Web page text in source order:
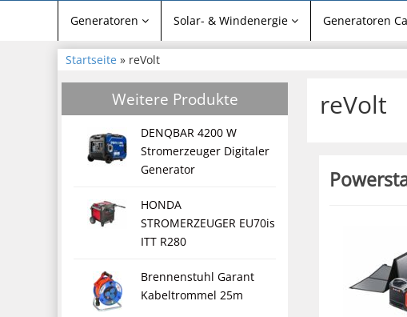
Generatoren Solar- & Windenergie Generatoren
Startseite » reVolt
Weitere Produkte
DENQBAR 4200 W
Stromerzeuger Digitaler
Generator
HONDA
STROMERZEUGER EU70is
ITT R280
Brennenstuhl Garant
Kabeltrommel 25m
reVolt